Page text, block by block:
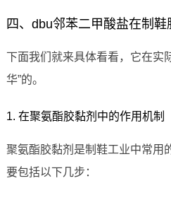
四、dbu邻苯二甲酸盐在制鞋
下面我们就来具体看看，它在实
华”的。
1. 在聚氨酯胶黏剂中的作用机制
聚氨酯胶黏剂是制鞋工业中常用
要包括以下几步：